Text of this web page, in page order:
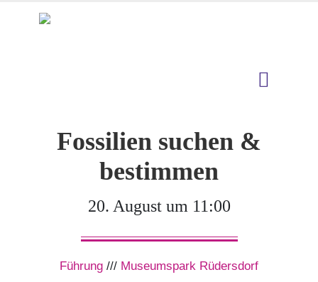
Fossilien suchen &
bestimmen
20. August um 11:00
Führung /// Museumspark Rüdersdorf